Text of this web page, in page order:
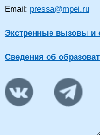
Email: pressa@mpei.ru
Экстренные вызовы и
Сведения об